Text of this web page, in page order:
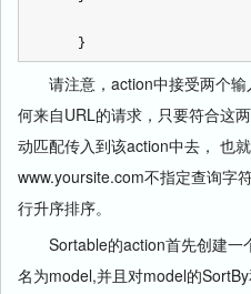
}
请注意，action中接受两个输
何来自URL的请求，只要符合这
动匹配传入到该action中去， 也
www.yoursite.com不指定查询字
行升序排序。
Sortable的action首先创建一
名为model,并且对model的